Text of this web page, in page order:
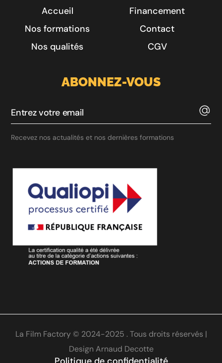
Accueil
Nos formations
Nos qualités
Financement
Contact
CGV
ABONNEZ-VOUS
Recevez nos actualités et nos dernières formations
La Film Factory © 2024-2025 . Tous droits réservés |
Design Arnaud Decotte